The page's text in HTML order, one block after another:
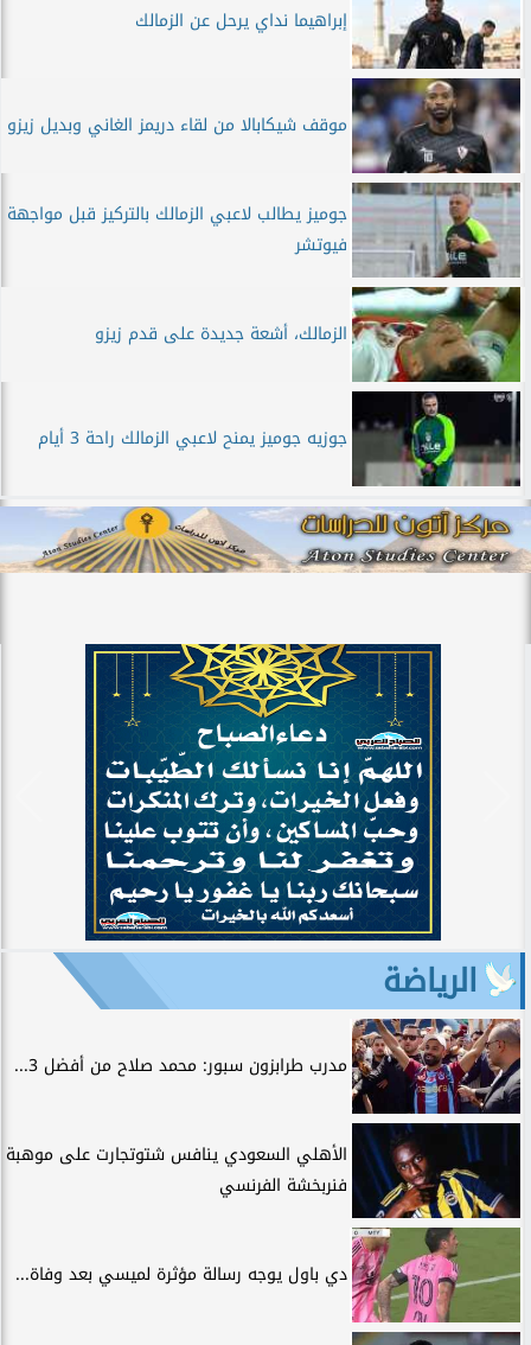
إبراهيما نداي يرحل عن الزمالك
موقف شيكابالا من لقاء دريمز الغاني وبديل زيزو
جوميز يطالب لاعبي الزمالك بالتركيز قبل مواجهة
فيوتشر
الزمالك، أشعة جديدة على قدم زيزو
جوزيه جوميز يمنح لاعبي الزمالك راحة 3 أيام
الرياضة
مدرب طرابزون سبور: محمد صلاح من أفضل 3...
الأهلي السعودي ينافس شتوتجارت على موهبة
فنربخشة الفرنسي
دي باول يوجه رسالة مؤثرة لميسي بعد وفاة...